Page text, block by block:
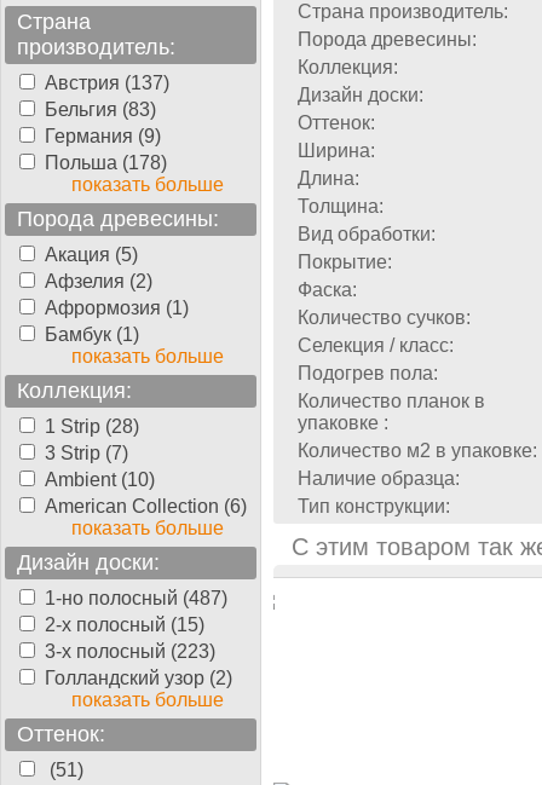
Страна
производитель:
Австрия (137)
Бельгия (83)
Германия (9)
Польша (178)
показать больше
Порода древесины:
Акация (5)
Афзелия (2)
Афрормозия (1)
Бамбук (1)
показать больше
Коллекция:
1 Strip (28)
3 Strip (7)
Ambient (10)
American Collection (6)
показать больше
Дизайн доски:
1-но полосный (487)
2-х полосный (15)
3-х полосный (223)
Голландский узор (2)
показать больше
Оттенок:
(51)
Страна производитель:
Порода древесины:
Коллекция:
Дизайн доски:
Оттенок:
Ширина:
Длина:
Толщина:
Вид обработки:
Покрытие:
Фаска:
Количество сучков:
Селекция / класс:
Подогрев пола:
Количество планок в
упаковке :
Количество м2 в упаковке:
Наличие образца:
Тип конструкции:
С этим товаром так